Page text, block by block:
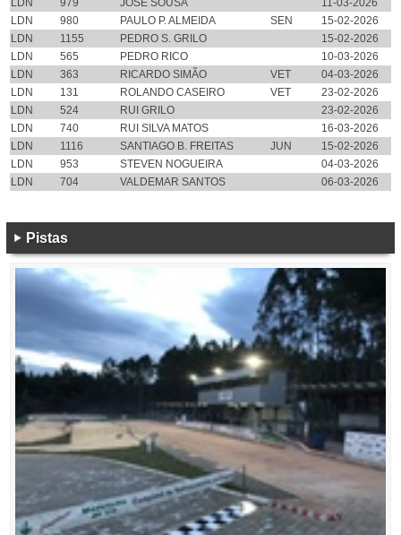
LDN
979 JOSÉ SOUSA
11-03-2026
LDN
980 PAULO P. ALMEIDA SEN
15-02-2026
LDN
1155 PEDRO S. GRILO
15-02-2026
LDN
565 PEDRO RICO
10-03-2026
LDN
363 RICARDO SIMÃO VET
04-03-2026
LDN
131 ROLANDO CASEIRO VET
23-02-2026
LDN
524 RUI GRILO
23-02-2026
LDN
740 RUI SILVA MATOS
16-03-2026
LDN
1116 SANTIAGO B. FREITAS JUN
15-02-2026
LDN
953 STEVEN NOGUEIRA
04-03-2026
LDN
704 VALDEMAR SANTOS 06-03-2026
Pistas